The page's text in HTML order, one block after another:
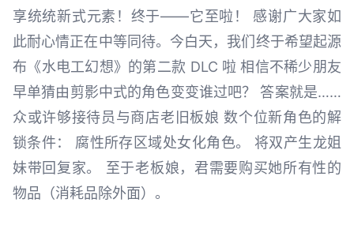
享统统新式元素！终于——它至啦！ 感谢广大家如
此耐心情正在中等同待。今白天，我们终于希望起源
布《水电工幻想》的第二款 DLC 啦 相信不稀少朋友
早单猜由剪影中式的角色变变谁过吧？ 答案就是……
众或许够接待员与商店老旧板娘 数个位新角色的解
锁条件： 腐性所存区域处女化角色。 将双产生龙姐
妹带回复家。 至于老板娘，君需要购买她所有性的
物品（消耗品除外面）。